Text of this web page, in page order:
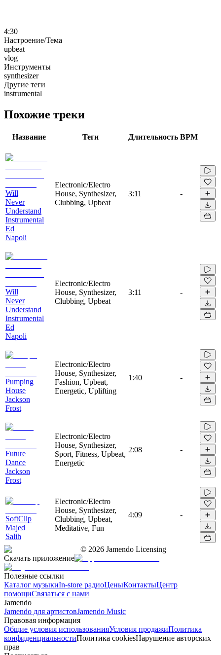
4:30
Настроение/Тема
upbeat
vlog
Инструменты
synthesizer
Другие теги
instrumental
Похожие треки
Название Теги Длительность BPM
Will
Never
Understand
Instrumental
Ed
Napoli
Electronic/Electro
House, Synthesizer,
Clubbing, Upbeat
3:11 -
Will
Never
Understand
Instrumental
Ed
Napoli
Electronic/Electro
House, Synthesizer,
Clubbing, Upbeat
3:11 -
Pumping
House
Jackson
Frost
Electronic/Electro
House, Synthesizer,
Fashion, Upbeat,
Energetic, Uplifting
1:40 -
Future
Dance
Jackson
Frost
Electronic/Electro
House, Synthesizer,
Sport, Fitness, Upbeat,
Energetic
2:08 -
SoftClip
Majed
Salih
Electronic/Electro
House, Synthesizer,
Clubbing, Upbeat,
Meditative, Fun
4:09 -
© 2026 Jamendo Licensing
Скачать приложение
Полезные ссылки
Каталог музыкиIn-store радиоЦеныКонтактыЦентр
помощиСвязаться с нами
Jamendo
Jamendo для артистовJamendo Music
Правовая информация
Общие условия использованияУсловия продажиПолитика
конфиденциальностиПолитика cookiesНарушение авторских
прав